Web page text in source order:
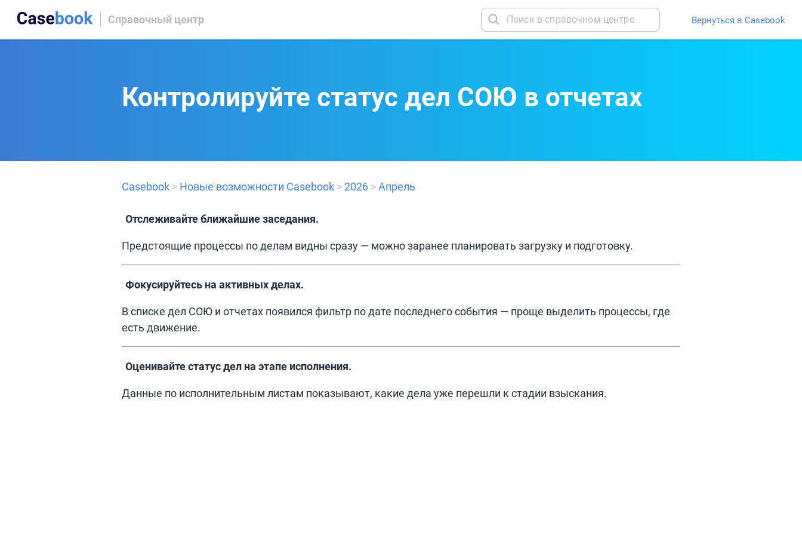
Справочный центр Вернуться в Casebook
Контролируйте статус дел СОЮ в отчетах
Casebook > Новые возможности Casebook >2026 >Апрель
Отслеживайте ближайшие заседания.
Предстоящие процессы по делам видны сразу — можно заранее планировать загрузку и подготовку.
Фокусируйтесь на активных делах.
В списке дел СОЮ и отчетах появился фильтр по дате последнего события — проще выделить процессы, где
есть движение.
Оценивайте статус дел на этапе исполнения.
Данные по исполнительным листам показывают, какие дела уже перешли к стадии взыскания.